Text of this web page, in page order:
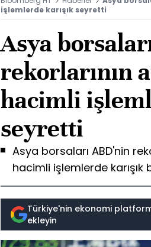
işlemlerde karışık seyretti
Asya
rekorlarının
hacimli
seyretti
Asya borsaları ABD'nin
hacimli işlemlerde karışık
Türkiye'nin ekonomi
ekleyin